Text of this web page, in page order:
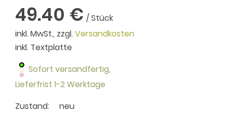
49.40 € / Stück
inkl. MwSt., zzgl.Versandkosten
inkl. Textplatte
Sofort versandfertig,
Lieferfrist 1-2 Werktage
Zustand:
neu